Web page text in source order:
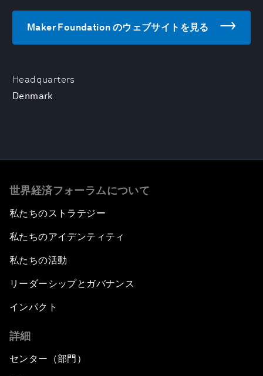
Headquarters
Denmark
Maker Foundation のウェブサイトを見る
世界経済フォーラムについて
私たちのストラテジー
私たちのアイデンティティ
私たちの活動
リーダーシップとガバナンス
インパクト
詳細
センター（部門）